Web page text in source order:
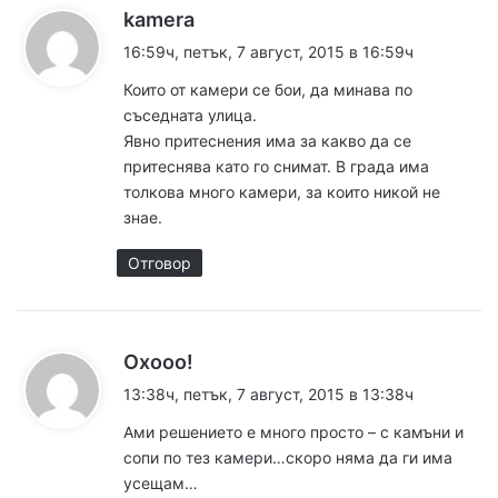
kamera
а
:
16:59ч, петък, 7 август, 2015 в 16:59ч
Които от камери се бои, да минава по
съседната улица.
Явно притеснения има за какво да се
притеснява като го снимат. В града има
толкова много камери, за които никой не
знае.
Отговор
Охооо!
а
:
13:38ч, петък, 7 август, 2015 в 13:38ч
Ами решението е много просто – с камъни и
сопи по тез камери…скоро няма да ги има
усещам…